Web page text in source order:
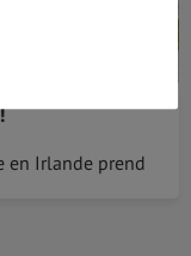
en Irlande prend